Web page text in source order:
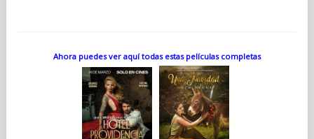
Ahora puedes ver aquí todas estas películas completas